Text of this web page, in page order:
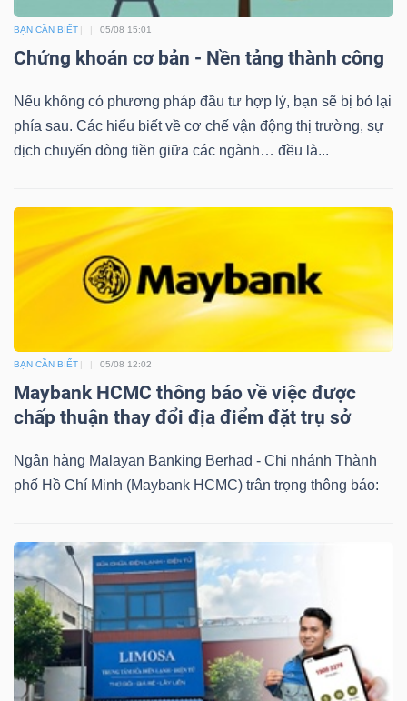
BẠN CẦN BIẾT 05/08 15:01
Chứng khoán cơ bản - Nền tảng thành công
Nếu không có phương pháp đầu tư hợp lý, bạn sẽ bị bỏ lại
phía sau. Các hiểu biết về cơ chế vận động thị trường, sự
dịch chuyển dòng tiền giữa các ngành… đều là...
BẠN CẦN BIẾT 05/08 12:02
Maybank HCMC thông báo về việc được
chấp thuận thay đổi địa điểm đặt trụ sở
Ngân hàng Malayan Banking Berhad - Chi nhánh Thành
phố Hồ Chí Minh (Maybank HCMC) trân trọng thông báo: